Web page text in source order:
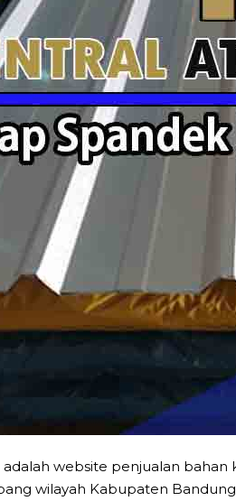
adalah website penjualan bahan
wilayah Kabupaten